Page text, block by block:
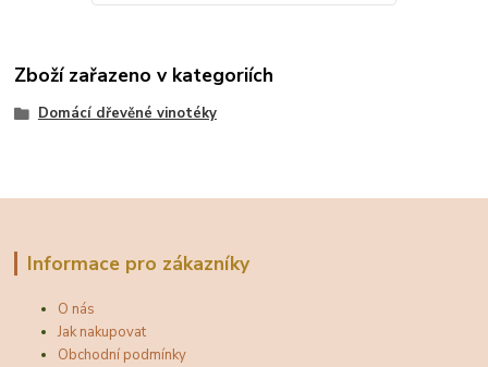
Zboží zařazeno v kategoriích
Domácí dřevěné vinotéky
Informace pro zákazníky
O nás
Jak nakupovat
Obchodní podmínky